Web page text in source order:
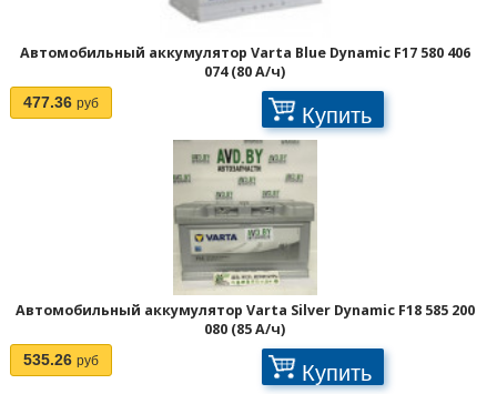
Автомобильный аккумулятор Varta Blue Dynamic F17 580 406
074 (80 А/ч)
477.36 руб Купить
Автомобильный аккумулятор Varta Silver Dynamic F18 585 200
080 (85 А/ч)
535.26 руб Купить